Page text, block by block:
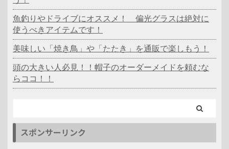
魚釣りやドライブにオススメ！ 偏光グラスは絶対に
使うべきアイテムです！
美味しい「焼き鳥」や「たたき」を通販で楽しもう！
頭の大きい人必見！！帽子のオーダーメイドを頼むな
らココ！！
スポンサーリンク